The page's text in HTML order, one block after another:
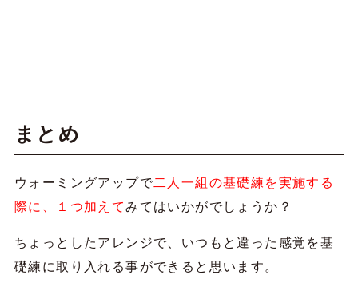
まとめ
ウォーミングアップで二人一組の基礎練を実施する
際に、１つ加えてみてはいかがでしょうか？
ちょっとしたアレンジで、いつもと違った感覚を基
礎練に取り入れる事ができると思います。